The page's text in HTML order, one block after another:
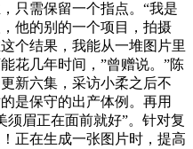
只需保留一个指点。“我是
他的别的一个项目，拍摄
个结果，我能从一堆图片里
花几年时间，”曾赠说。”陈
新六集，采访小柔之后不
是保守的出产体例。再用
须眉正在面前就好”。针对复
正在生成一张图片时，提高